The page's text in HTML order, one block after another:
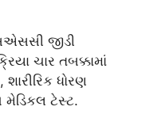
જીડી
ચાર તબક્કામાં
ધોરણ
મેડિકલ ટેસ્ટ.